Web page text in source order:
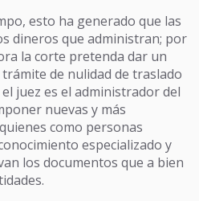
esto ha generado que las
dineros que administran; por
la corte pretenda dar un
de nulidad de traslado
juez es el administrador del
nuevas y más
como personas
especializado y
los documentos que a bien